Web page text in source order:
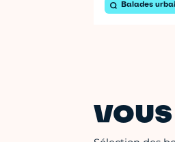
Balades